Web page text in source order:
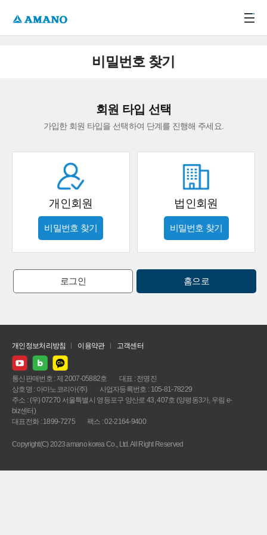
비밀번호 찾기
회원 타입 선택
가입한 회원 타입을 선택하여 단계를 진행해 주세요.
개인회원
비밀번호 찾기
법인회원
비밀번호 찾기
로그인 홈으로
개인정보처리방침 이용약관 고객센터
통신판매번호 : 제 2007-05882호
대표 : 전명진
상호명 : 아마노코리아(주)
사업자등록번호 : 105-81-78229
주소 : (우) 07270 서울특별시 영등포구 양산로 43, 407호 (양평동3가, 우림 e-
biz센터)
대표전화 : 1899-7275
팩스 : 02-2164-9400
Copyright(C) 2023 amano korea Co., Ltd. All Right Reserved